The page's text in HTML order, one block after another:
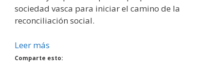
sociedad vasca para iniciar el camino de la
reconciliación social.
Leer más
Comparte esto: